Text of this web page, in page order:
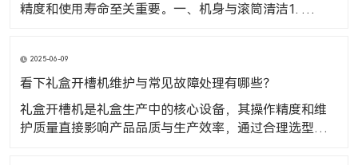
精度和使用寿命至关重要。​一、机身与滚筒清洁1. 及时
转动不畅、卡纸或影响开槽精度。方法：每日开机前用
软毛刷或压缩空气（气压不宜过高）清理滚筒表面、输
送轨道
2025-06-09
看下礼盒开槽机维护与常见故障处理有哪些？
礼盒开槽机是礼盒生产中的核心设备，其操作精度和维
护质量直接影响产品品质与生产效率，通过合理选型、